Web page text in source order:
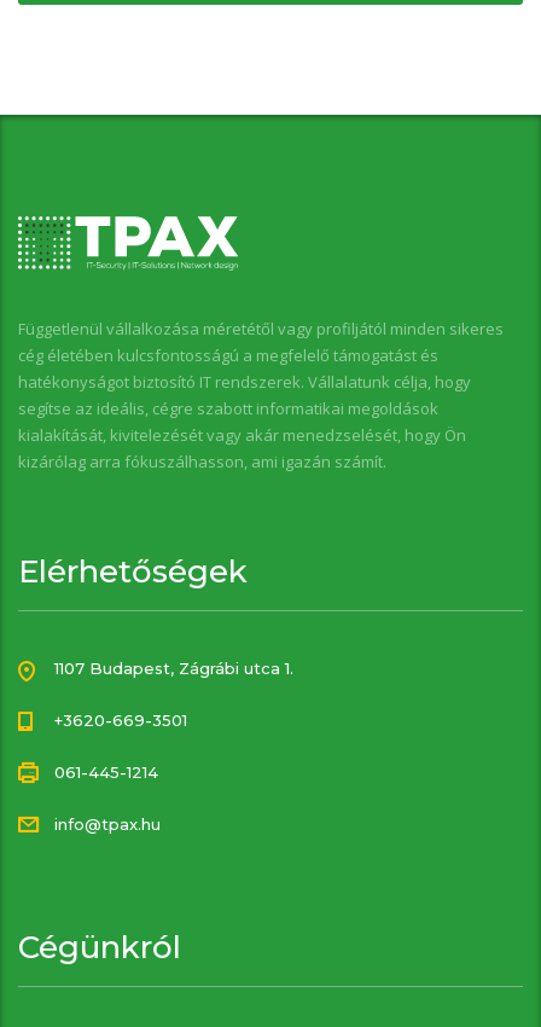
Függetlenül vállalkozása méretétől vagy profiljától minden sikeres
cég életében kulcsfontosságú a megfelelő támogatást és
hatékonyságot biztosító IT rendszerek. Vállalatunk célja, hogy
segítse az ideális, cégre szabott informatikai megoldások
kialakítását, kivitelezését vagy akár menedzselését, hogy Ön
kizárólag arra fókuszálhasson, ami igazán számít.
Elérhetőségek
1107 Budapest, Zágrábi utca 1.
+3620-669-3501
061-445-1214
info@tpax.hu
Cégünkról